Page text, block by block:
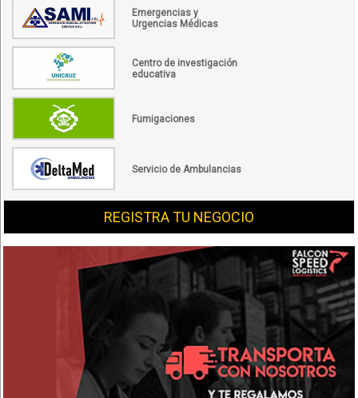
Emergencias y
Urgencias Médicas
Centro de investigación
educativa
Fumigaciones
Servicio de Ambulancias
REGISTRA TU NEGOCIO